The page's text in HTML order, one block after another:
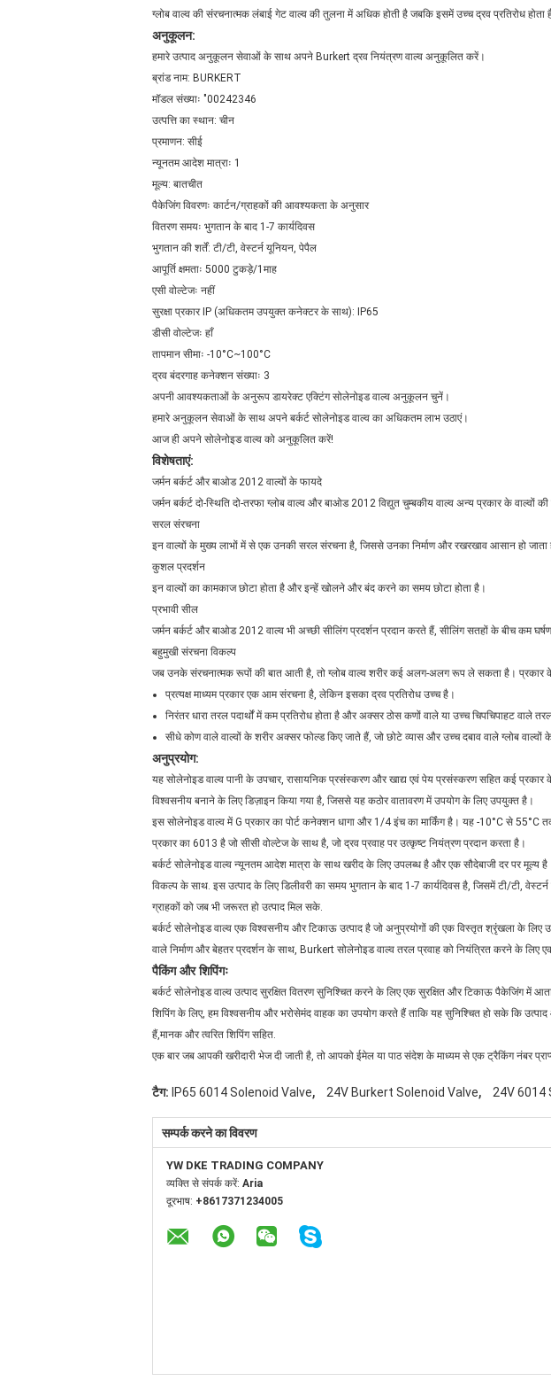
ग्लोब वाल्व की संरचनात्मक लंबाई गेट वाल्व की तुलना में अधिक होती है जबकि इसमें उच्च द्रव प्रतिरोध
अनुकूलन:
हमारे उत्पाद अनुकूलन सेवाओं के साथ अपने Burkert द्रव नियंत्रण वाल्व अनुकूलित करें।
ब्रांड नाम: BURKERT
मॉडल संख्याः "00242346
उत्पत्ति का स्थान: चीन
प्रमाणन: सीई
न्यूनतम आदेश मात्राः 1
मूल्य: बातचीत
पैकेजिंग विवरणः कार्टन/ग्राहकों की आवश्यकता के अनुसार
वितरण समयः भुगतान के बाद 1-7 कार्यदिवस
भुगतान की शर्तें: टी/टी, वेस्टर्न यूनियन, पेपैल
आपूर्ति क्षमताः 5000 टुकड़े/1माह
एसी वोल्टेजः नहीं
सुरक्षा प्रकार IP (अधिकतम उपयुक्त कनेक्टर के साथ): IP65
डीसी वोल्टेजः हाँ
तापमान सीमाः -10°C~100°C
द्रव बंदरगाह कनेक्शन संख्याः 3
अपनी आवश्यकताओं के अनुरूप डायरेक्ट एक्टिंग सोलेनोइड वाल्व अनुकूलन चुनें।
हमारे अनुकूलन सेवाओं के साथ अपने बर्कर्ट सोलेनोइड वाल्व का अधिकतम लाभ उठाएं।
आज ही अपने सोलेनोइड वाल्व को अनुकूलित करें!
विशेषताएं:
जर्मन बर्कर्ट और बाओड 2012 वाल्वों के फायदे
जर्मन बर्कर्ट दो-स्थिति दो-तरफा ग्लोब वाल्व और बाओड 2012 विद्युत चुम्बकीय वाल्व अन्य प्रकार के
सरल संरचना
इन वाल्वों के मुख्य लाभों में से एक उनकी सरल संरचना है, जिससे उनका निर्माण और रखरखाव आसान हो जाता
कुशल प्रदर्शन
इन वाल्वों का कामकाज छोटा होता है और इन्हें खोलने और बंद करने का समय छोटा होता है।
प्रभावी सील
जर्मन बर्कर्ट और बाओड 2012 वाल्व भी अच्छी सीलिंग प्रदर्शन प्रदान करते हैं, सीलिंग सतहों के बीच कम
बहुमुखी संरचना विकल्प
जब उनके संरचनात्मक रूपों की बात आती है, तो ग्लोब वाल्व शरीर कई अलग-अलग रूप ले सकता है। प्रकार
प्रत्यक्ष माध्यम प्रकार एक आम संरचना है, लेकिन इसका द्रव प्रतिरोध उच्च है।
निरंतर धारा तरल पदार्थों में कम प्रतिरोध होता है और अक्सर ठोस कणों वाले या उच्च चिपचिपाहट वाले
सीधे कोण वाले वाल्वों के शरीर अक्सर फोल्ड किए जाते हैं, जो छोटे व्यास और उच्च दबाव वाले ग्लोब वाल्वों
अनुप्रयोग:
यह सोलेनोइड वाल्व पानी के उपचार, रासायनिक प्रसंस्करण और खाद्य एवं पेय प्रसंस्करण सहित कई प्रकार
विश्वसनीय बनाने के लिए डिज़ाइन किया गया है, जिससे यह कठोर वातावरण में उपयोग के लिए उपयुक्त है।
इस सोलेनोइड वाल्व में G प्रकार का पोर्ट कनेक्शन धागा और 1/4 इंच का मार्किंग है। यह -10°C से 55°C
प्रकार का 6013 है जो सीसी वोल्टेज के साथ है, जो द्रव प्रवाह पर उत्कृष्ट नियंत्रण प्रदान करता है।
बर्कर्ट सोलेनोइड वाल्व न्यूनतम आदेश मात्रा के साथ खरीद के लिए उपलब्ध है और एक सौदेबाजी दर पर
विकल्प के साथ. इस उत्पाद के लिए डिलीवरी का समय भुगतान के बाद 1-7 कार्यदिवस है, जिसमें टी/टी,
ग्राहकों को जब भी जरूरत हो उत्पाद मिल सके.
बर्कर्ट सोलेनोइड वाल्व एक विश्वसनीय और टिकाऊ उत्पाद है जो अनुप्रयोगों की एक विस्तृत श्रृंखला के
वाले निर्माण और बेहतर प्रदर्शन के साथ, Burkert सोलेनोइड वाल्व तरल प्रवाह को नियंत्रित करने के लिए
पैकिंग और शिपिंगः
बर्कर्ट सोलेनोइड वाल्व उत्पाद सुरक्षित वितरण सुनिश्चित करने के लिए एक सुरक्षित और टिकाऊ पैकेजिंग में
शिपिंग के लिए, हम विश्वसनीय और भरोसेमंद वाहक का उपयोग करते हैं ताकि यह सुनिश्चित हो सके कि
हैं,मानक और त्वरित शिपिंग सहित.
एक बार जब आपकी खरीदारी भेज दी जाती है, तो आपको ईमेल या पाठ संदेश के माध्यम से एक ट्रैकिंग नंबर
टैग: IP65 6014 Solenoid Valve, 24V Burkert Solenoid Valve, 24V 6014
सम्पर्क करने का विवरण
YW DKE TRADING COMPANY
व्यक्ति से संपर्क करें: Aria
दूरभाष: +8617371234005